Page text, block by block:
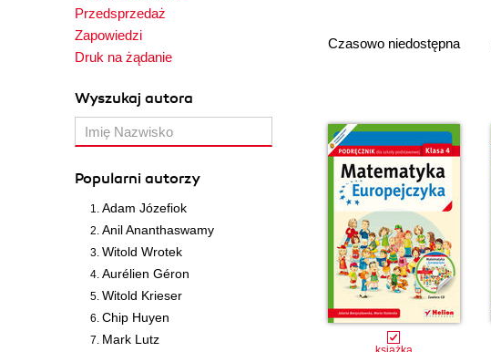
Przedsprzedaż
Zapowiedzi
Druk na żądanie
Wyszukaj autora
Popularni autorzy
Adam Józefiok
Anil Ananthaswamy
Witold Wrotek
Aurélien Géron
Witold Krieser
Chip Huyen
Mark Lutz
Czasowo niedostępna